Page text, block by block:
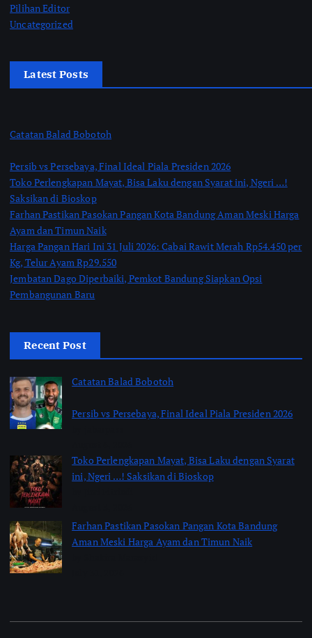
Pilihan Editor
Uncategorized
Latest Posts
Catatan Balad Bobotoh
Persib vs Persebaya, Final Ideal Piala Presiden 2026
Toko Perlengkapan Mayat, Bisa Laku dengan Syarat ini, Ngeri …!
Saksikan di Bioskop
Farhan Pastikan Pasokan Pangan Kota Bandung Aman Meski Harga
Ayam dan Timun Naik
Harga Pangan Hari Ini 31 Juli 2026: Cabai Rawit Merah Rp54.450 per
Kg, Telur Ayam Rp29.550
Jembatan Dago Diperbaiki, Pemkot Bandung Siapkan Opsi
Pembangunan Baru
Recent Post
Catatan Balad Bobotoh
Persib vs Persebaya, Final Ideal Piala Presiden 2026
Toko Perlengkapan Mayat, Bisa Laku dengan Syarat
ini, Ngeri …! Saksikan di Bioskop
Farhan Pastikan Pasokan Pangan Kota Bandung
Aman Meski Harga Ayam dan Timun Naik